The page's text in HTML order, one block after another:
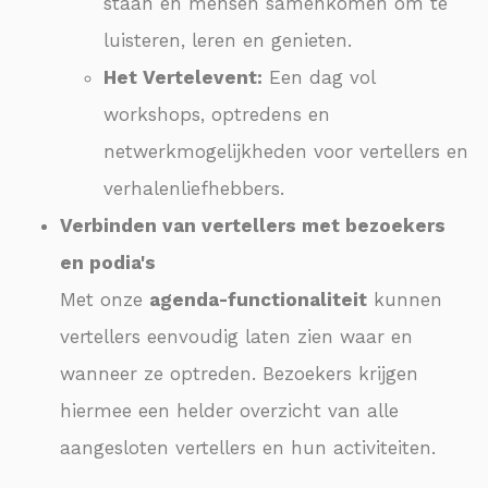
luisteren, leren en genieten.
Het Vertelevent: Een dag vol
workshops, optredens en
netwerkmogelijkheden voor vertellers en
verhalenliefhebbers.
Verbinden van vertellers met bezoekers
en podia's
Met onze agenda-functionaliteit kunnen
vertellers eenvoudig laten zien waar en
wanneer ze optreden. Bezoekers krijgen
hiermee een helder overzicht van alle
aangesloten vertellers en hun activiteiten.